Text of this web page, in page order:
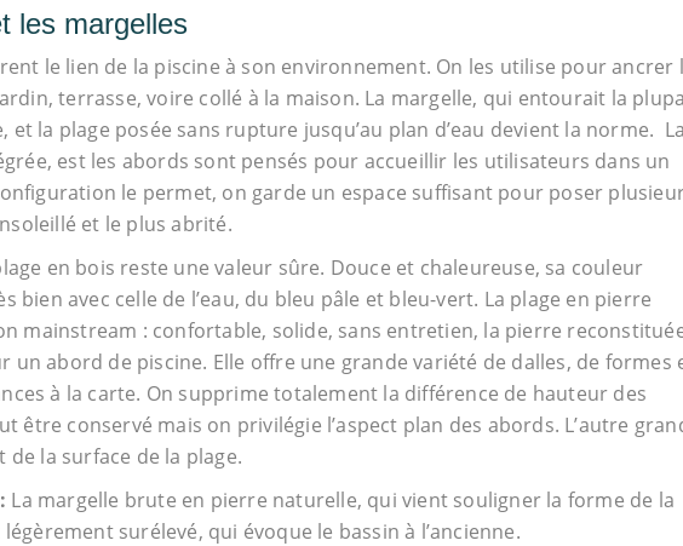
les margelles
le lien de la piscine à son environnement. On les utilise pour ancrer
terrasse, voire collé à la maison. La margelle, qui entourait la
et la plage posée sans rupture jusqu’au plan d’eau devient la norme. La
est les abords sont pensés pour accueillir les utilisateurs dans un
le permet, on garde un espace suffisant pour poser
et le plus abrité.
en bois reste une valeur sûre. Douce et chaleureuse, sa couleur
bien avec celle de l’eau, du bleu pâle et bleu-vert. La plage en pierre
mainstream : confortable, solide, sans entretien, la pierre
un abord de piscine. Elle offre une grande variété de dalles, de formes
à la carte. On supprime totalement la différence de hauteur des
être conservé mais on privilégie l’aspect plan des abords. L’autre
de la surface de la plage.
La margelle brute en pierre naturelle, qui vient souligner la forme de la
surélevé, qui évoque le bassin à l’ancienne.